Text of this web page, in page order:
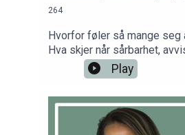
264
Hvorfor føler så mange seg
Hva skjer når sårbarhet,
ikke får et sted å høre til?
bedre i vanskelige perioder
med Jimmy Westerheim.
og daglig leder av The
Play